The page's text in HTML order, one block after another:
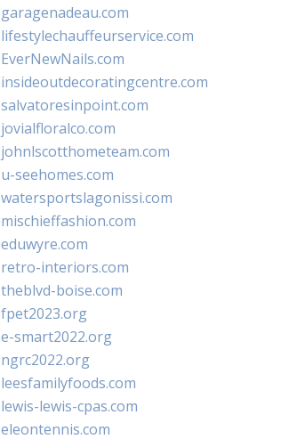
garagenadeau.com
lifestylechauffeurservice.com
EverNewNails.com
insideoutdecoratingcentre.com
salvatoresinpoint.com
jovialfloralco.com
johnlscotthometeam.com
u-seehomes.com
watersportslagonissi.com
mischieffashion.com
eduwyre.com
retro-interiors.com
theblvd-boise.com
fpet2023.org
e-smart2022.org
ngrc2022.org
leesfamilyfoods.com
lewis-lewis-cpas.com
eleontennis.com